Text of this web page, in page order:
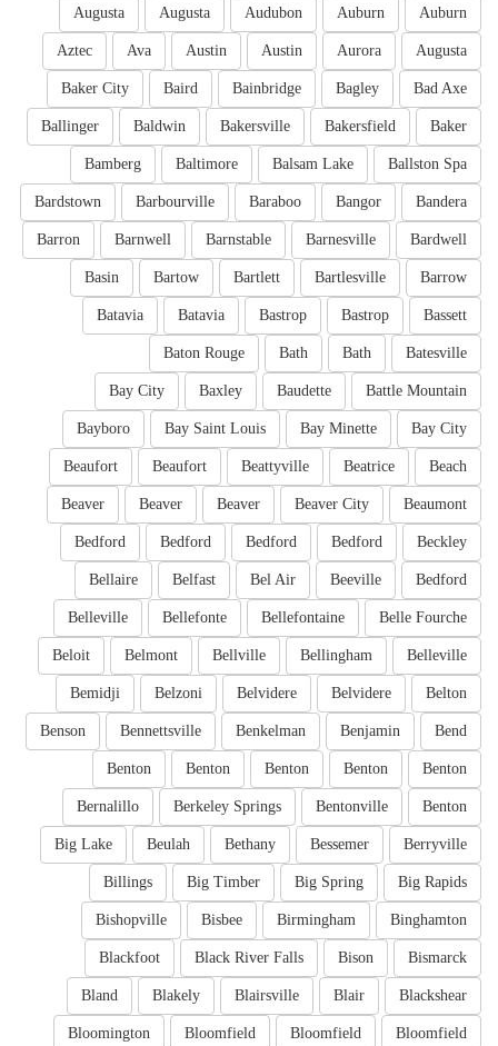
Auburn
Auburn
Audubon
Augusta
Augusta
Augusta
Aurora
Austin
Austin
Ava
Aztec
Bad Axe
Bagley
Bainbridge
Baird
Baker City
Baker
Bakersfield
Bakersville
Baldwin
Ballinger
Ballston Spa
Balsam Lake
Baltimore
Bamberg
Bandera
Bangor
Baraboo
Barbourville
Bardstown
Bardwell
Barnesville
Barnstable
Barnwell
Barron
Barrow
Bartlesville
Bartlett
Bartow
Basin
Bassett
Bastrop
Bastrop
Batavia
Batavia
Batesville
Bath
Bath
Baton Rouge
Battle Mountain
Baudette
Baxley
Bay City
Bay City
Bay Minette
Bay Saint Louis
Bayboro
Beach
Beatrice
Beattyville
Beaufort
Beaufort
Beaumont
Beaver City
Beaver
Beaver
Beaver
Beckley
Bedford
Bedford
Bedford
Bedford
Bedford
Beeville
Bel Air
Belfast
Bellaire
Belle Fourche
Bellefontaine
Bellefonte
Belleville
Belleville
Bellingham
Bellville
Belmont
Beloit
Belton
Belvidere
Belvidere
Belzoni
Bemidji
Bend
Benjamin
Benkelman
Bennettsville
Benson
Benton
Benton
Benton
Benton
Benton
Benton
Bentonville
Berkeley Springs
Bernalillo
Berryville
Bessemer
Bethany
Beulah
Big Lake
Big Rapids
Big Spring
Big Timber
Billings
Binghamton
Birmingham
Bisbee
Bishopville
Bismarck
Bison
Black River Falls
Blackfoot
Blackshear
Blair
Blairsville
Blakely
Bland
Bloomfield
Bloomfield
Bloomfield
Bloomington